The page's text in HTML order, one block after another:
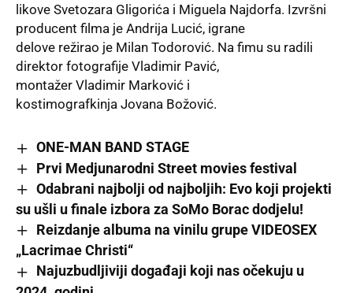
likove Svetozara Gligorića i Miguela Najdorfa. Izvršni
producent filma je Andrija Lucić, igrane
delove režirao je Milan Todorović. Na fimu su radili
direktor fotografije Vladimir Pavić,
montažer Vladimir Marković i
kostimografkinja Jovana Božović.
ONE-MAN BAND STAGE
Prvi Medjunarodni Street movies festival
Odabrani najbolji od najboljih: Evo koji projekti
su ušli u finale izbora za SoMo Borac dodjelu!
Reizdanje albuma na vinilu grupe VIDEOSEX
„Lacrimae Christi“
Najuzbudljiviji događaji koji nas očekuju u